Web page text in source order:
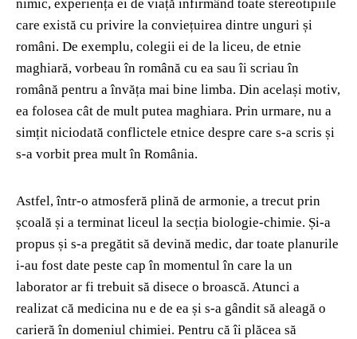
nimic, experiența ei de viață infirmând toate stereotipiile
care există cu privire la conviețuirea dintre unguri și
români. De exemplu, colegii ei de la liceu, de etnie
maghiară, vorbeau în română cu ea sau îi scriau în
română pentru a învăța mai bine limba. Din același motiv,
ea folosea cât de mult putea maghiara. Prin urmare, nu a
simțit niciodată conflictele etnice despre care s-a scris și
s-a vorbit prea mult în România.
Astfel, într-o atmosferă plină de armonie, a trecut prin
școală și a terminat liceul la secția biologie-chimie. Și-a
propus și s-a pregătit să devină medic, dar toate planurile
i-au fost date peste cap în momentul în care la un
laborator ar fi trebuit să disece o broască. Atunci a
realizat că medicina nu e de ea și s-a gândit să aleagă o
carieră în domeniul chimiei. Pentru că îi plăcea să